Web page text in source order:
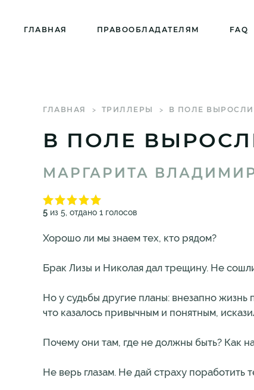
ГЛАВНАЯ ПРАВООБЛАДАТЕЛЯМ FAQ
ГЛАВНАЯ ТРИЛЛЕРЫ В ПОЛЕ ВЫРОСЛИ
В ПОЛЕ
МАРГАРИТА
5 из 5, отдано 1 голосов
Хорошо ли мы знаем тех, кто рядом?
Брак Лизы и Николая дал трещину. Не
Но у судьбы другие планы: внезапно
что казалось привычным и понятным,
Почему они там, где не должны быть? Как
Не верь глазам. Не дай страху поработить